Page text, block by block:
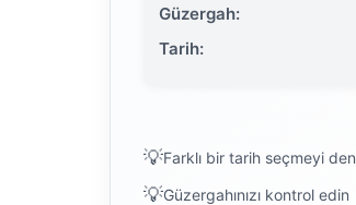
Güzergah:
Tarih:
Farklı bir tarih seçmeyi
Güzergahınızı kontrol edin